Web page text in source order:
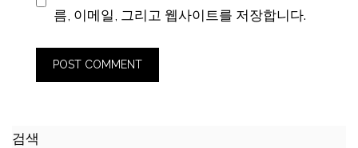
름, 이메일, 그리고 웹사이트를 저장합니다.
검색